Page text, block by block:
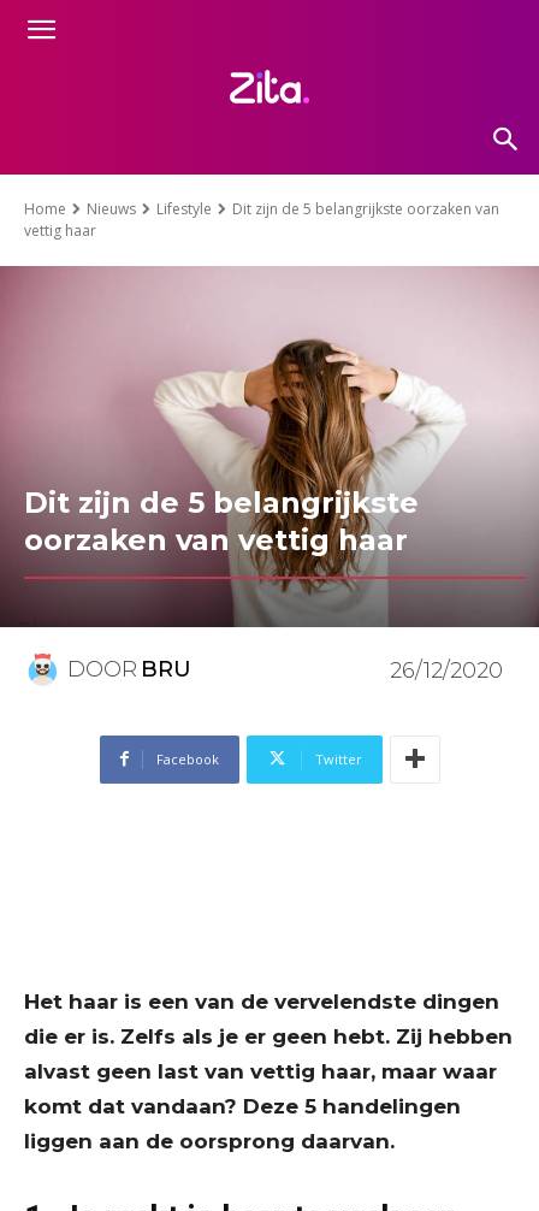
Home Nieuws Lifestyle
Dit zijn de 5 belangrijkste oorzaken van
vettig haar
Dit zijn de 5 belangrijkste
oorzaken van vettig haar
DOOR BRU 26/12/2020
Facebook Twitter
Het haar is een van de vervelendste dingen
die er is. Zelfs als je er geen hebt. Zij hebben
alvast geen last van vettig haar, maar waar
komt dat vandaan? Deze 5 handelingen
liggen aan de oorsprong daarvan.